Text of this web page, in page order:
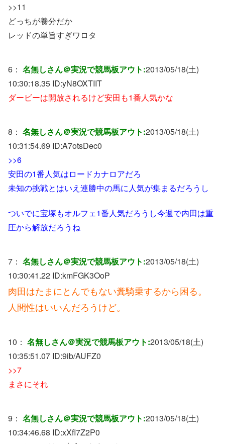
>>11
どっちが養分だか
レッドの単旨すぎワロタ
6： 名無しさん＠実況で競馬板アウト:2013/05/18(土)
10:30:18.35 ID:yN8OXTIIT
ダービーは開放されるけど安田も1番人気かな
8： 名無しさん＠実況で競馬板アウト:2013/05/18(土)
10:31:54.69 ID:A7otsDec0
>>6
安田の1番人気はロードカナロアだろ
未知の挑戦とはいえ連勝中の馬に人気が集まるだろうし
ついでに宝塚もオルフェ1番人気だろうし今週で内田は重
圧から解放だろうね
7： 名無しさん＠実況で競馬板アウト:2013/05/18(土)
10:30:41.22 ID:kmFGK3OoP
肉田はたまにとんでもない糞騎乗するから困る。
人間性はいいんだろうけど。
10： 名無しさん＠実況で競馬板アウト:2013/05/18(土)
10:35:51.07 ID:9ib/AUFZ0
>>7
まさにそれ
9： 名無しさん＠実況で競馬板アウト:2013/05/18(土)
10:34:46.68 ID:xXfI7Z2P0